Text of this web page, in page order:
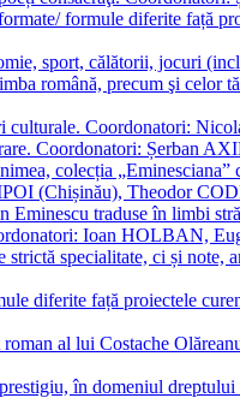
formule diferite față
sport, călătorii, jocuri
română, precum şi
culturale. Coordonatori:
Coordonatori: Șerban
colecția
(Chișinău), Theodor
Eminescu traduse în limbi
Ioan HOLBAN,
strictă specialitate, ci și
diferite față proiectele
al lui Costache
în domeniul